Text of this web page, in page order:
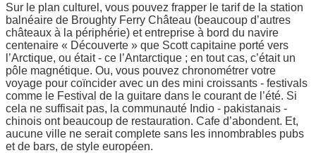
Sur le plan culturel, vous pouvez frapper le tarif de la station
balnéaire de Broughty Ferry Château (beaucoup d’autres
châteaux à la périphérie) et entreprise à bord du navire
centenaire « Découverte » que Scott capitaine porté vers
l’Arctique, ou était - ce l’Antarctique ; en tout cas, c’était un
pôle magnétique. Ou, vous pouvez chronométrer votre
voyage pour coïncider avec un des mini croissants - festivals
comme le Festival de la guitare dans le courant de l’été. Si
cela ne suffisait pas, la communauté Indio - pakistanais -
chinois ont beaucoup de restauration. Cafe d’abondent. Et,
aucune ville ne serait complete sans les innombrables pubs
et de bars, de style européen.